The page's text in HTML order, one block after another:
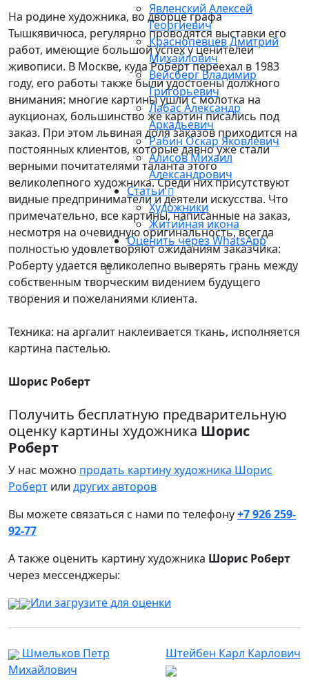
Явленский Алексей
Георгиевич
Краснопевцев Дмитрий
Михайлович
Вейсберг Владимир
Григорьевич
Лабас Александр
Аркадьевич
Рабин Оскар Яковлевич
Алисов Михаил
Александрович
Статьи
Художники
Житийная икона
Оценить через WhatsApp
На родине художника, во дворце графа
Тышкявичюса, регулярно проводятся выставки его
работ, имеющие большой успех у ценителей
живописи. В Москве, куда Роберт переехал в 1983
году, его работы также были удостоены должного
внимания: многие картины ушли с молотка на
аукционах, большинство же картин писались под
заказ. При этом львиная доля заказов приходится на
постоянных клиентов, которые давно уже стали
верными почитателями таланта этого
великолепного художника. Среди них присутствуют
видные предприниматели и деятели искусства. Что
примечательно, все картины, написанные на заказ,
несмотря на очевидную оригинальность, всегда
полностью удовлетворяют ожиданиям заказчика:
Роберту удается великолепно выверять грань между
собственным творческим видением будущего
творения и пожеланиями клиента.
Техника: на аргалит наклеивается ткань, исполняется
картина пастелью.
Шорис Роберт
Получить бесплатную предварительную
оценку картины художника Шорис
Роберт
У нас можно продать картину художника Шорис
Роберт или других авторов
Вы можете связаться с нами по телефону+7 926 259-
92-77
А также оценить картину художника Шорис Роберт
через мессенджеры:
Или загрузите для оценки
Шмельков Петр
Михайлович
Штейбен Карл Карлович